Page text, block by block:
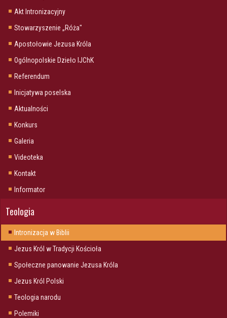
Akt Intronizacyjny
Stowarzyszenie „Róża"
Apostołowie Jezusa Króla
Ogólnopolskie Dzieło IJChK
Referendum
Inicjatywa poselska
Aktualności
Konkurs
Galeria
Videoteka
Kontakt
Informator
Teologia
Intronizacja w Biblii
Jezus Król w Tradycji Kościoła
Społeczne panowanie Jezusa Króla
Jezus Król Polski
Teologia narodu
Polemiki